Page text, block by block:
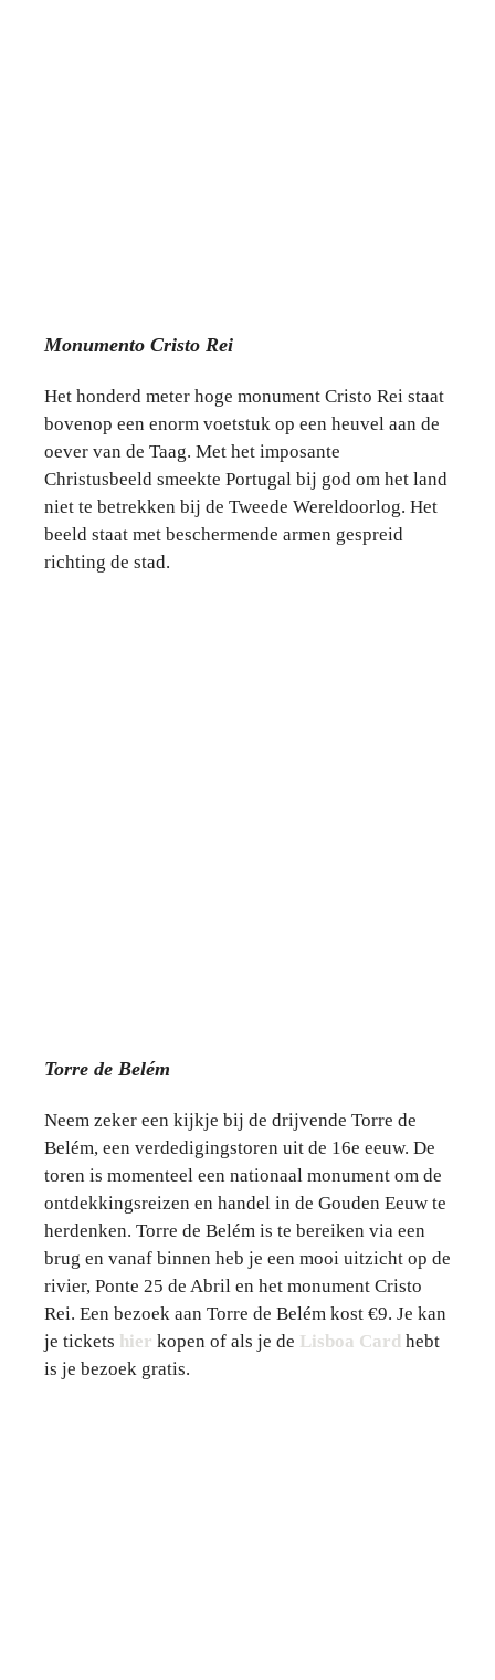
Monumento Cristo Rei
Het honderd meter hoge monument Cristo Rei staat
bovenop een enorm voetstuk op een heuvel aan de
oever van de Taag. Met het imposante
Christusbeeld smeekte Portugal bij god om het land
niet te betrekken bij de Tweede Wereldoorlog. Het
beeld staat met beschermende armen gespreid
richting de stad.
Torre de Belém
Neem zeker een kijkje bij de drijvende Torre de
Belém, een verdedigingstoren uit de 16e eeuw. De
toren is momenteel een nationaal monument om de
ontdekkingsreizen en handel in de Gouden Eeuw te
herdenken. Torre de Belém is te bereiken via een
brug en vanaf binnen heb je een mooi uitzicht op de
rivier, Ponte 25 de Abril en het monument Cristo
Rei. Een bezoek aan Torre de Belém kost €9. Je kan
je tickets hier kopen of als je de Lisboa Card hebt
is je bezoek gratis.